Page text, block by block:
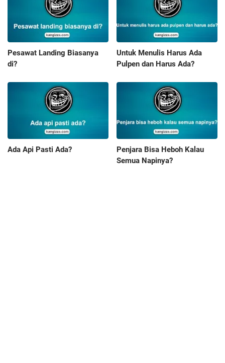
Pesawat Landing Biasanya
di?
Untuk Menulis Harus Ada
Pulpen dan Harus Ada?
Ada Api Pasti Ada?
Penjara Bisa Heboh Kalau
Semua Napinya?